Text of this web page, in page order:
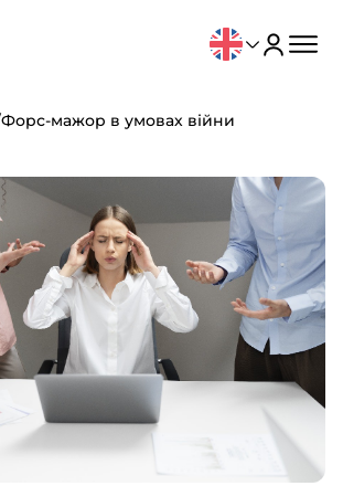
Форс-мажор в умовах війни